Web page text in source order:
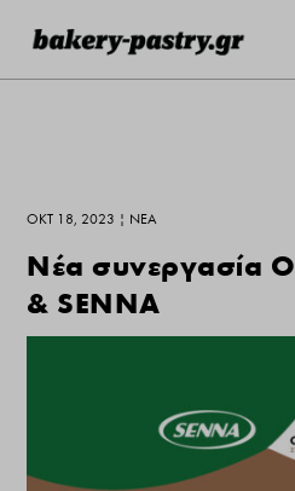
ΟΚΤ 18, 2023 | ΝΕΑ
Νέα συνεργασία
& SENNA